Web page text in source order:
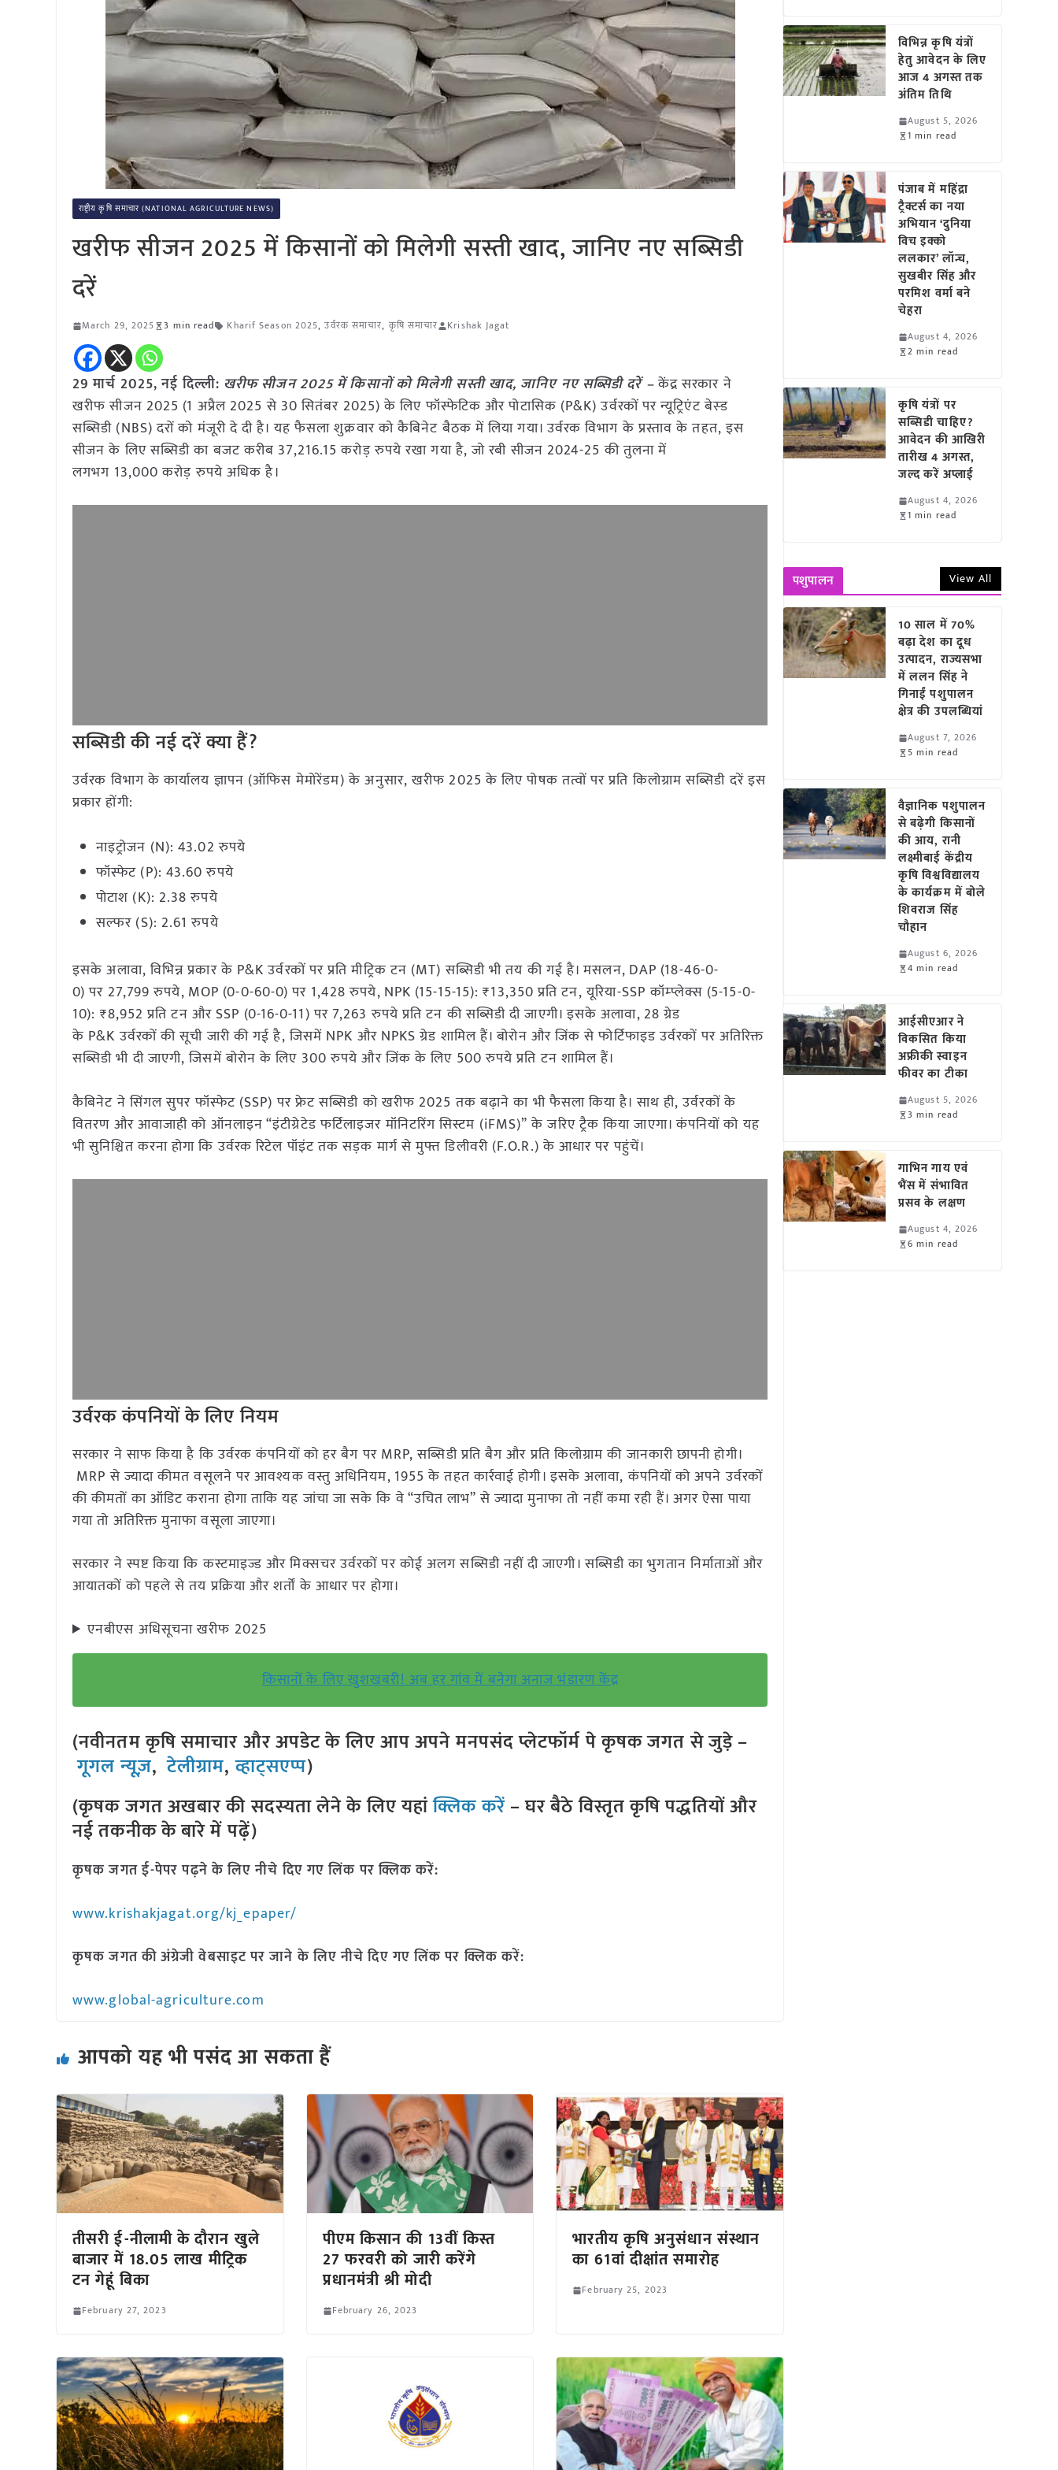
राष्ट्रीय कृषि समाचार (NATIONAL AGRICULTURE NEWS)
खरीफ सीजन 2025 में किसानों को मिलेगी सस्ती खाद, जानिए नए सब्सिडी
दरें
March 29, 2025 3 min read Kharif Season 2025,उर्वरक समाचार, कृषि समाचार Krishak Jagat
29 मार्च 2025, नई दिल्ली: खरीफ सीजन 2025 में किसानों को मिलेगी सस्ती खाद, जानिए नए सब्सिडी दरें –केंद्र सरकार ने
खरीफ सीजन 2025 (1 अप्रैल 2025 से 30 सितंबर 2025) के लिए फॉस्फेटिक और पोटासिक (P&K) उर्वरकों पर न्यूट्रिएंट बेस्ड
सब्सिडी (NBS) दरों को मंजूरी दे दी है। यह फैसला शुक्रवार को कैबिनेट बैठक में लिया गया। उर्वरक विभाग के प्रस्ताव के तहत, इस
सीजन के लिए सब्सिडी का बजट करीब 37,216.15 करोड़ रुपये रखा गया है, जो रबी सीजन 2024-25 की तुलना में
लगभग 13,000 करोड़ रुपये अधिक है।
सब्सिडी की नई दरें क्या हैं?
उर्वरक विभाग के कार्यालय ज्ञापन (ऑफिस मेमोरेंडम) के अनुसार, खरीफ 2025 के लिए पोषक तत्वों पर प्रति किलोग्राम सब्सिडी दरें इस
प्रकार होंगी:
नाइट्रोजन (N): 43.02 रुपये
फॉस्फेट (P): 43.60 रुपये
पोटाश (K): 2.38 रुपये
सल्फर (S): 2.61 रुपये
इसके अलावा, विभिन्न प्रकार के P&K उर्वरकों पर प्रति मीट्रिक टन (MT) सब्सिडी भी तय की गई है। मसलन, DAP (18-46-0-
0) पर 27,799 रुपये, MOP (0-0-60-0) पर 1,428 रुपये, NPK (15-15-15): ₹13,350 प्रति टन, यूरिया-SSP कॉम्प्लेक्स (5-15-0-
10): ₹8,952 प्रति टन और SSP (0-16-0-11) पर 7,263 रुपये प्रति टन की सब्सिडी दी जाएगी। इसके अलावा, 28 ग्रेड
के P&K उर्वरकों की सूची जारी की गई है, जिसमें NPK और NPKS ग्रेड शामिल हैं। बोरोन और जिंक से फोर्टिफाइड उर्वरकों पर अतिरिक्त
सब्सिडी भी दी जाएगी, जिसमें बोरोन के लिए 300 रुपये और जिंक के लिए 500 रुपये प्रति टन शामिल हैं।
कैबिनेट ने सिंगल सुपर फॉस्फेट (SSP) पर फ्रेट सब्सिडी को खरीफ 2025 तक बढ़ाने का भी फैसला किया है। साथ ही, उर्वरकों के
वितरण और आवाजाही को ऑनलाइन “इंटीग्रेटेड फर्टिलाइजर मॉनिटरिंग सिस्टम (iFMS)” के जरिए ट्रैक किया जाएगा। कंपनियों को यह
भी सुनिश्चित करना होगा कि उर्वरक रिटेल पॉइंट तक सड़क मार्ग से मुफ्त डिलीवरी (F.O.R.) के आधार पर पहुंचें।
उर्वरक कंपनियों के लिए नियम
सरकार ने साफ किया है कि उर्वरक कंपनियों को हर बैग पर MRP, सब्सिडी प्रति बैग और प्रति किलोग्राम की जानकारी छापनी होगी।
MRP से ज्यादा कीमत वसूलने पर आवश्यक वस्तु अधिनियम, 1955 के तहत कार्रवाई होगी। इसके अलावा, कंपनियों को अपने उर्वरकों
की कीमतों का ऑडिट कराना होगा ताकि यह जांचा जा सके कि वे “उचित लाभ” से ज्यादा मुनाफा तो नहीं कमा रही हैं। अगर ऐसा पाया
गया तो अतिरिक्त मुनाफा वसूला जाएगा।
सरकार ने स्पष्ट किया कि कस्टमाइज्ड और मिक्सचर उर्वरकों पर कोई अलग सब्सिडी नहीं दी जाएगी। सब्सिडी का भुगतान निर्माताओं और
आयातकों को पहले से तय प्रक्रिया और शर्तों के आधार पर होगा।
एनबीएस अधिसूचना खरीफ 2025
किसानों के लिए खुशखबरी! अब हर गांव में बनेगा अनाज भंडारण केंद्र
(नवीनतम कृषि समाचार और अपडेट के लिए आप अपने मनपसंद प्लेटफॉर्म पे कृषक जगत से जुड़े –
गूगल न्यूज़,टेलीग्राम,व्हाट्सएप्प)
(कृषक जगत अखबार की सदस्यता लेने के लिए यहांक्लिक करें– घर बैठे विस्तृत कृषि पद्धतियों और
नई तकनीक के बारे में पढ़ें)
कृषक जगत ई-पेपर पढ़ने के लिए नीचे दिए गए लिंक पर क्लिक करें:
www.krishakjagat.org/kj_epaper/
कृषक जगत की अंग्रेजी वेबसाइट पर जाने के लिए नीचे दिए गए लिंक पर क्लिक करें:
www.global-agriculture.com
आपको यह भी पसंद आ सकता हैं
तीसरी ई-नीलामी के दौरान खुले
बाजार में 18.05 लाख मीट्रिक
टन गेहूं बिका
February 27, 2023
पीएम किसान की 13वीं किस्त
27 फरवरी को जारी करेंगे
प्रधानमंत्री श्री मोदी
February 26, 2023
भारतीय कृषि अनुसंधान संस्थान
का 61वां दीक्षांत समारोह
February 25, 2023
विभिन्न कृषि यंत्रों
हेतु आवेदन के लिए
आज 4 अगस्त तक
अंतिम तिथि
August 5, 2026
1 min read
पंजाब में महिंद्रा
ट्रैक्टर्स का नया
अभियान ‘दुनिया
विच इक्को
ललकार’ लॉन्च,
सुखबीर सिंह और
परमिश वर्मा बने
चेहरा
August 4, 2026
2 min read
कृषि यंत्रों पर
सब्सिडी चाहिए?
आवेदन की आखिरी
तारीख 4 अगस्त,
जल्द करें अप्लाई
August 4, 2026
1 min read
पशुपालन View All
10 साल में 70%
बढ़ा देश का दूध
उत्पादन, राज्यसभा
में ललन सिंह ने
गिनाईं पशुपालन
क्षेत्र की उपलब्धियां
August 7, 2026
5 min read
वैज्ञानिक पशुपालन
से बढ़ेगी किसानों
की आय, रानी
लक्ष्मीबाई केंद्रीय
कृषि विश्वविद्यालय
के कार्यक्रम में बोले
शिवराज सिंह
चौहान
August 6, 2026
4 min read
आईसीएआर ने
विकसित किया
अफ्रीकी स्वाइन
फीवर का टीका
August 5, 2026
3 min read
गाभिन गाय एवं
भैंस में संभावित
प्रसव के लक्षण
August 4, 2026
6 min read